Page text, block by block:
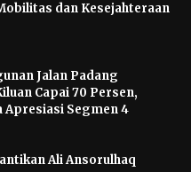
dan Kesejahteraan
Jalan Padang
Capai 70 Persen,
Apresiasi Segmen 4
Ali Ansorulhaq